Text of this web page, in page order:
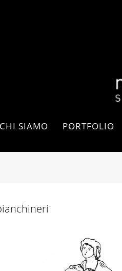
CHI SIAMO PORTFOLIO